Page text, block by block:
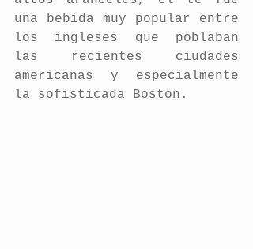
una bebida muy popular entre
los ingleses que poblaban
las recientes ciudades
americanas y especialmente
la sofisticada Boston.